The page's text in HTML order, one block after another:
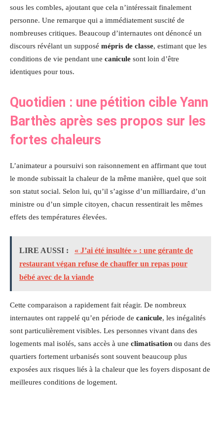
sous les combles, ajoutant que cela n’intéressait finalement
personne. Une remarque qui a immédiatement suscité de
nombreuses critiques. Beaucoup d’internautes ont dénoncé un
discours révélant un supposé mépris de classe, estimant que les
conditions de vie pendant une canicule sont loin d’être
identiques pour tous.
Quotidien : une pétition cible Yann
Barthès après ses propos sur les
fortes chaleurs
L’animateur a poursuivi son raisonnement en affirmant que tout
le monde subissait la chaleur de la même manière, quel que soit
son statut social. Selon lui, qu’il s’agisse d’un milliardaire, d’un
ministre ou d’un simple citoyen, chacun ressentirait les mêmes
effets des températures élevées.
LIRE AUSSI :
« J’ai été insultée » : une gérante de
restaurant végan refuse de chauffer un repas pour
bébé avec de la viande
Cette comparaison a rapidement fait réagir. De nombreux
internautes ont rappelé qu’en période de canicule, les inégalités
sont particulièrement visibles. Les personnes vivant dans des
logements mal isolés, sans accès à une climatisation ou dans des
quartiers fortement urbanisés sont souvent beaucoup plus
exposées aux risques liés à la chaleur que les foyers disposant de
meilleures conditions de logement.